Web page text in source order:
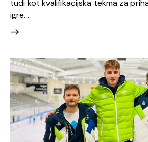
tudi kot kvalifikacijska tekma za
igre.…